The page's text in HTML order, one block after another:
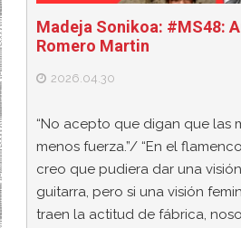
Madeja Sonikoa: #MS48:
Romero Martin
2026.04.30
“No acepto que digan que las
menos fuerza.”/ “En el
creo que pudiera dar una
guitarra, pero si una visión
traen la actitud de fábrica,